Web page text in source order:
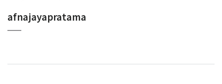
afnajayapratama